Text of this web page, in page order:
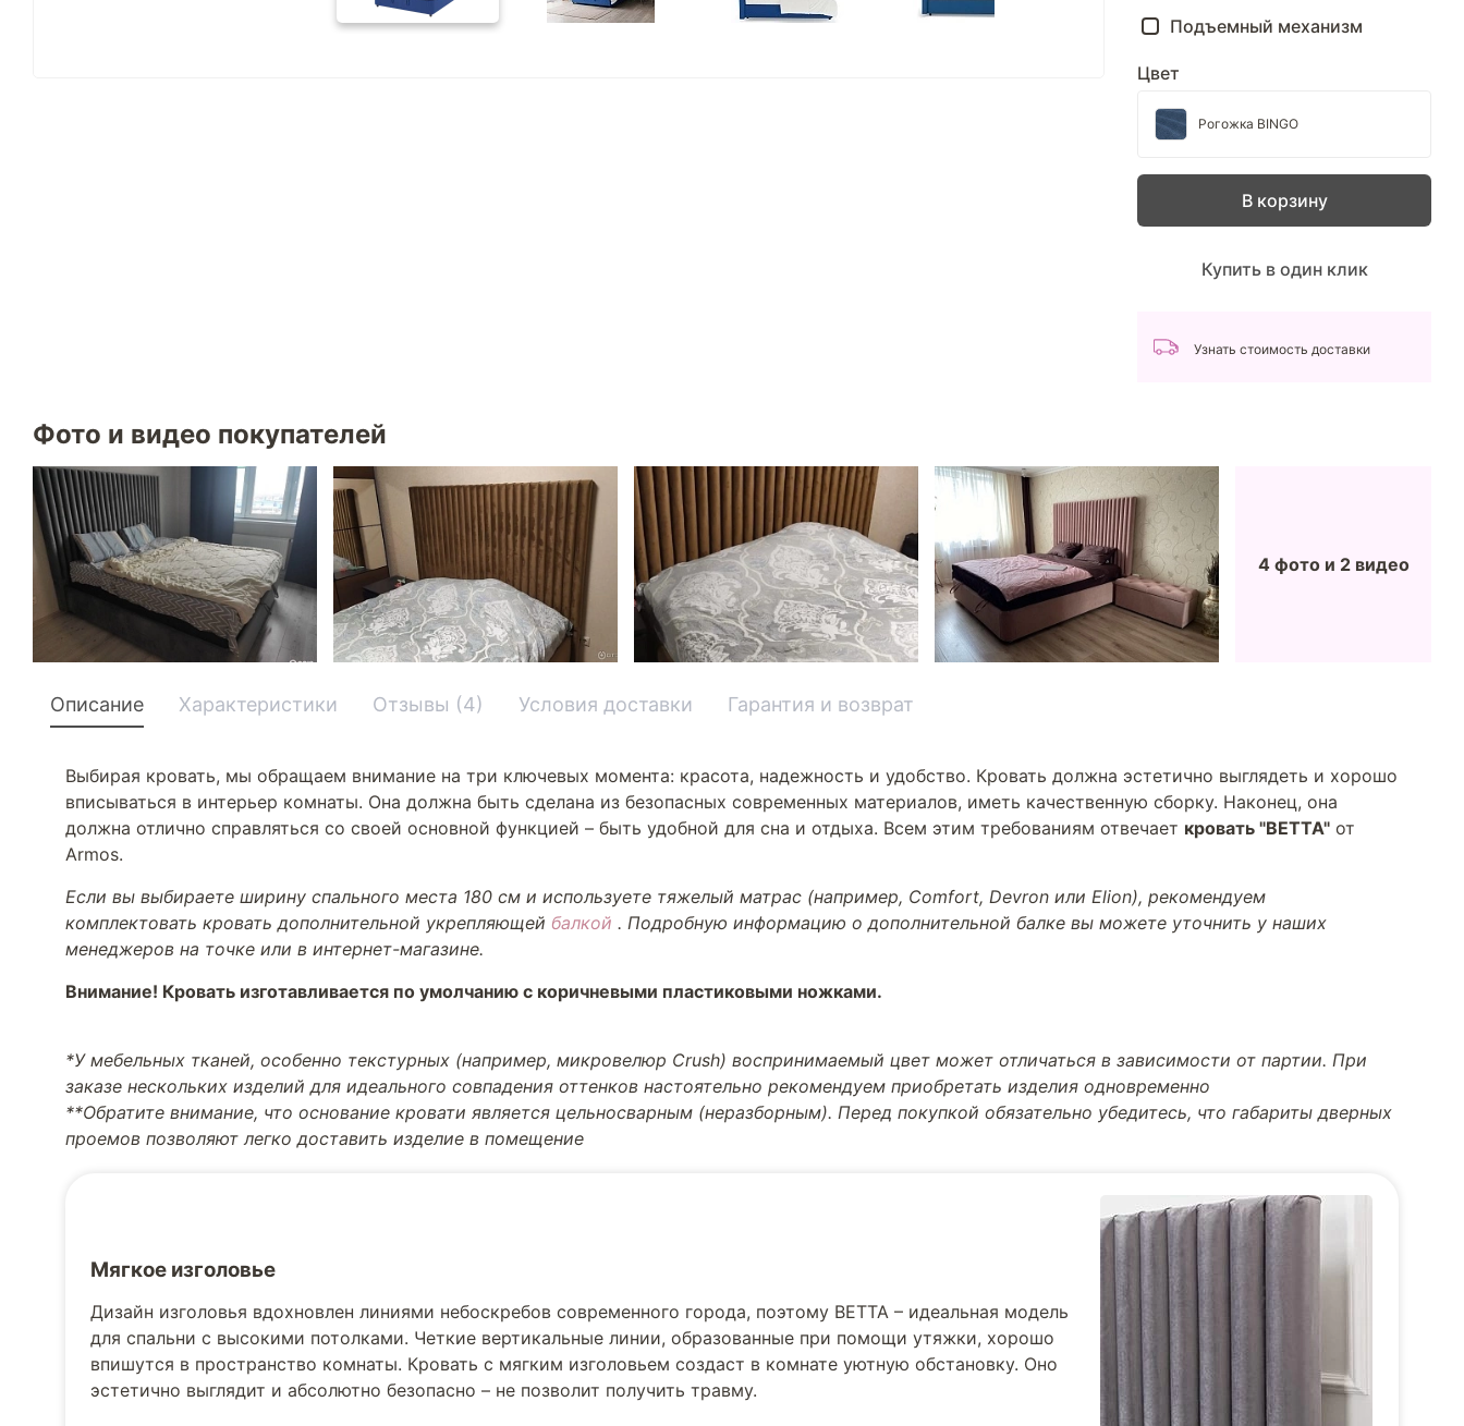
Подъемный механизм
Цвет
Рогожка BINGO
В корзину
Купить в один клик
Узнать стоимость доставки
Фото и видео покупателей
4 фото и 2 видео
Описание Характеристики Отзывы (4) Условия доставки Гарантия и возврат
Выбирая кровать, мы обращаем внимание на три ключевых момента: красота, надежность и удобство. Кровать должна эстетично выглядеть и хорошо
вписываться в интерьер комнаты. Она должна быть сделана из безопасных современных материалов, иметь качественную сборку. Наконец, она
должна отлично справляться со своей основной функцией – быть удобной для сна и отдыха. Всем этим требованиям отвечает кровать "BETTA" от
Armos.
Если вы выбираете ширину спального места 180 см и используете тяжелый матрас (например, Comfort, Devron или Elion), рекомендуем
комплектовать кровать дополнительной укрепляющей балкой . Подробную информацию о дополнительной балке вы можете уточнить у наших
менеджеров на точке или в интернет-магазине.
Внимание! Кровать изготавливается по умолчанию с коричневыми пластиковыми ножками.
*У мебельных тканей, особенно текстурных (например, микровелюр Crush) воспринимаемый цвет может отличаться в зависимости от партии. При
заказе нескольких изделий для идеального совпадения оттенков настоятельно рекомендуем приобретать изделия одновременно
**Обратите внимание, что основание кровати является цельносварным (неразборным). Перед покупкой обязательно убедитесь, что габариты дверных
проемов позволяют легко доставить изделие в помещение
Мягкое изголовье
Дизайн изголовья вдохновлен линиями небоскребов современного города, поэтому BETTA – идеальная модель
для спальни с высокими потолками. Четкие вертикальные линии, образованные при помощи утяжки, хорошо
впишутся в пространство комнаты. Кровать с мягким изголовьем создаст в комнате уютную обстановку. Оно
эстетично выглядит и абсолютно безопасно – не позволит получить травму.